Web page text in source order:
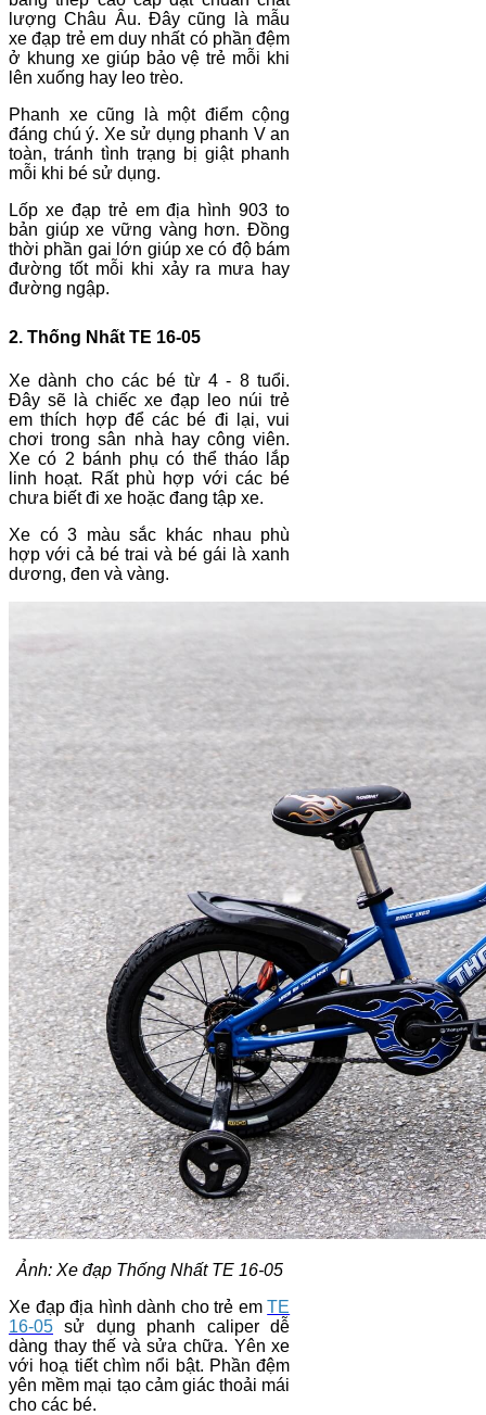
lượng Châu Âu. Đây cũng là mẫu
xe đạp trẻ em duy nhất có phần đệm
ở khung xe giúp bảo vệ trẻ mỗi khi
lên xuống hay leo trèo.
Phanh xe cũng là một điểm cộng
đáng chú ý. Xe sử dụng phanh V an
toàn, tránh tình trạng bị giật phanh
mỗi khi bé sử dụng.
Lốp xe đạp trẻ em địa hình 903 to
bản giúp xe vững vàng hơn. Đồng
thời phần gai lớn giúp xe có độ bám
đường tốt mỗi khi xảy ra mưa hay
đường ngập.
2. Thống Nhất TE 16-05
Xe dành cho các bé từ 4 - 8 tuổi.
Đây sẽ là chiếc xe đạp leo núi trẻ
em thích hợp để các bé đi lại, vui
chơi trong sân nhà hay công viên.
Xe có 2 bánh phụ có thể tháo lắp
linh hoạt. Rất phù hợp với các bé
chưa biết đi xe hoặc đang tập xe.
Xe có 3 màu sắc khác nhau phù
hợp với cả bé trai và bé gái là xanh
dương, đen và vàng.
Ảnh: Xe đạp Thống Nhất TE 16-05
Xe đạp địa hình dành cho trẻ emTE
16-05 sử dụng phanh caliper dễ
dàng thay thế và sửa chữa. Yên xe
với hoạ tiết chìm nổi bật. Phần đệm
yên mềm mại tạo cảm giác thoải mái
cho các bé.